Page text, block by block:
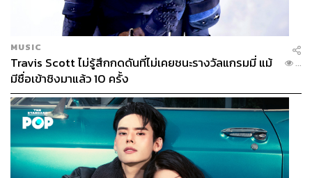
MUSIC
Travis Scott ไม่รู้สึกกดดันที่ไม่เคยชนะรางวัลแกรมมี่ แม้
มีชื่อเข้าชิงมาแล้ว 10 ครั้ง
...